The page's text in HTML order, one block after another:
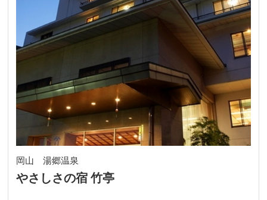
岡山 湯郷温泉
やさしさの宿 竹亭